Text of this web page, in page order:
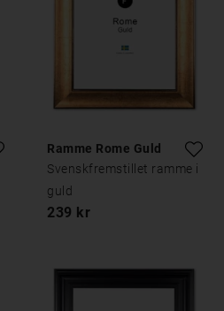
Ramme Rome Guld
Svenskfremstillet ramme i
guld
239 kr